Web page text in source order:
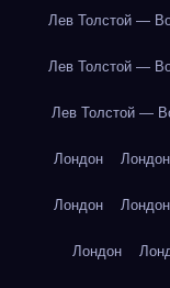
Лев Толстой —
Лев Толстой —
Лев Толстой —
Лондон Лондон
Лондон Лондон
Лондон